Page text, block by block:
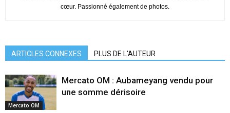
cœur. Passionné également de photos.
ARTICLES CONNEXES PLUS DE L'AUTEUR
Mercato OM
Mercato OM : Aubameyang vendu pour
une somme dérisoire